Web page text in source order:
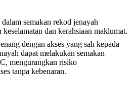
semakan rekod jenayah
dan kerahsiaan maklumat.
dengan akses yang sah kepada
dapat melakukan semakan
mengurangkan risiko
tanpa kebenaran.